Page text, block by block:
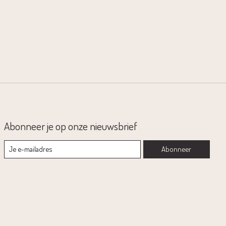
Abonneer je op onze nieuwsbrief
Abonneer